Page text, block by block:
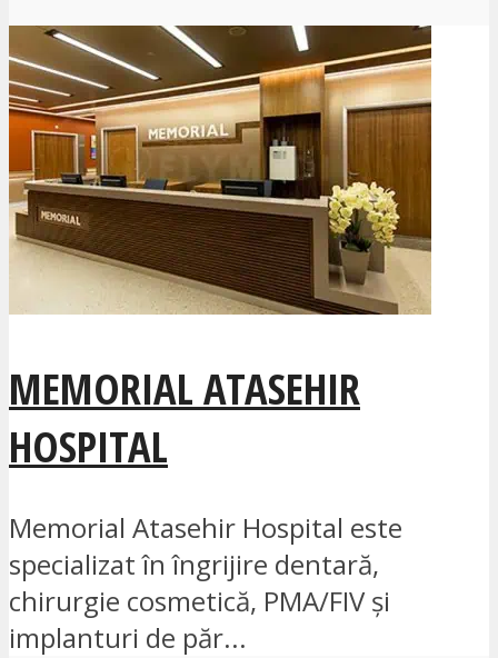
MEMORIAL ATASEHIR
HOSPITAL
Memorial Atasehir Hospital este
specializat în îngrijire dentară,
chirurgie cosmetică, PMA/FIV și
implanturi de păr...